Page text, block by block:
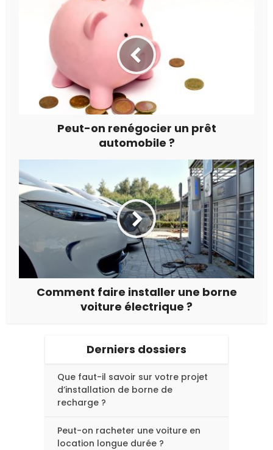
Peut-on renégocier un prêt
automobile ?
Comment faire installer une borne
voiture électrique ?
Derniers dossiers
Que faut-il savoir sur votre projet
d’installation de borne de
recharge ?
Peut-on racheter une voiture en
location longue durée ?